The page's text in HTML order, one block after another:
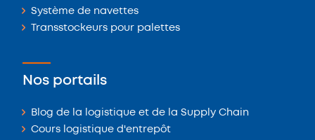
Système de navettes
Transstockeurs pour palettes
Nos portails
Blog de la logistique et de la Supply Chain
Cours logistique d'entrepôt